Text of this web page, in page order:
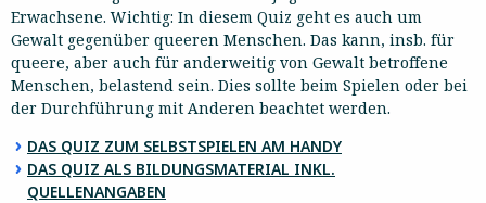
Erwachsene. Wichtig: In diesem Quiz geht es auch um
Gewalt gegenüber queeren Menschen. Das kann, insb. für
queere, aber auch für anderweitig von Gewalt betroffene
Menschen, belastend sein. Dies sollte beim Spielen oder bei
der Durchführung mit Anderen beachtet werden.
DAS QUIZ ZUM SELBSTSPIELEN AM HANDY
DAS QUIZ ALS BILDUNGSMATERIAL INKL.
QUELLENANGABEN